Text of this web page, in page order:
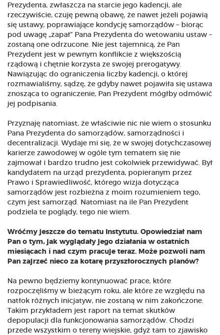
Prezydenta, zwłaszcza na starcie jego kadencji, ale
rzeczywiście, czuję pewną obawę, że nawet jeżeli pojawią
się ustawy, poprawiające kondycję samorządów – biorąc
pod uwagę „zapał” Pana Prezydenta do wetowaniu ustaw –
zostaną one odrzucone. Nie jest tajemnicą, że Pan
Prezydent jest w pewnym konflikcie z większością
rządową i chętnie korzysta ze swojej prerogatywy.
Nawiązując do ograniczenia liczby kadencji, o której
rozmawialiśmy, sądzę, że gdyby nawet pojawiła się ustawa
znosząca to ograniczenie, Pan Prezydent mógłby odmówić
jej podpisania.
Przyznaję natomiast, że właściwie nic nie wiem o stosunku
Pana Prezydenta do samorządów, samorządności i
decentralizacji. Wydaje mi się, że w swojej dotychczasowej
karierze zawodowej w ogóle tym tematem się nie
zajmował i bardzo trudno jest cokolwiek przewidywać. Był
kandydatem na urząd prezydenta, popieranym przez
Prawo i Sprawiedliwość, którego wizja dotycząca
samorządów jest rozbieżna z moim rozumieniem tego,
czym jest samorząd. Natomiast na ile Pan Prezydent
podziela te poglądy, tego nie wiem.
Wróćmy jeszcze do tematu Instytutu. Opowiedział nam
Pan o tym, jak wyglądały jego działania w ostatnich
miesiącach i nad czym pracuje teraz. Może pozwoli nam
Pan zajrzeć nieco za kotarę przyszłorocznych planów?
Na pewno będziemy kontynuować prace, które
rozpoczęliśmy w bieżącym roku, ale które ze względu na
natłok różnych inicjatyw, nie zostaną w nim zakończone.
Takim przykładem jest raport na temat skutków
depopulacji dla funkcjonowania samorządów. Chodzi
przede wszystkim o tereny wiejskie, gdyż tam to zjawisko